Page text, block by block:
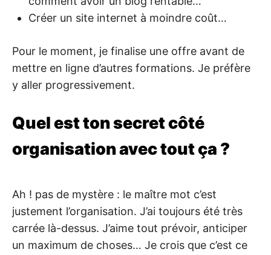
Créer un site internet à moindre coût…
Pour le moment, je finalise une offre avant de
mettre en ligne d’autres formations. Je préfère
y aller progressivement.
Quel est ton secret côté
organisation avec tout ça ?
Ah ! pas de mystère : le maître mot c’est
justement l’organisation. J’ai toujours été très
carrée là-dessus. J’aime tout prévoir, anticiper
un maximum de choses… Je crois que c’est ce